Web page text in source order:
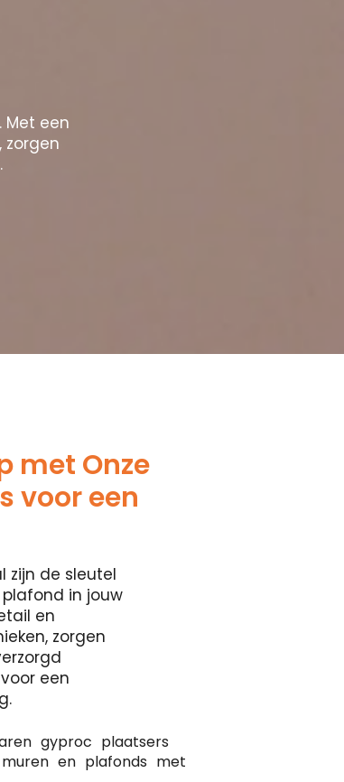
Met een
met Onze
voor een
zijn de sleutel
in jouw
en
zorgen
een
gyproc plaatsers
en plafonds met